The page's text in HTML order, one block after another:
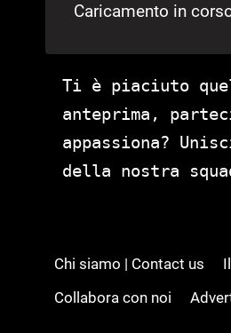
Caricamento in
Ti è piaciuto
anteprima,
appassiona?
della nostra
Chi siamo | Contact us
Collabora con noi